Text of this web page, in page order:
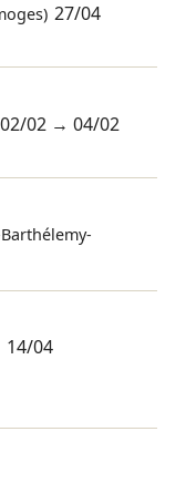
27/04
02/02 →04/02
14/04